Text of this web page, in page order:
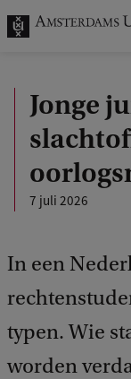
k
Jonge
7 juli 2026
In een
typen. Wie
worden